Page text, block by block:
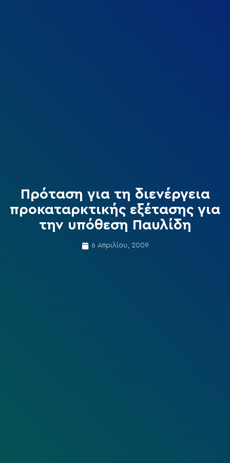
Πρόταση για τη διενέργεια
προκαταρκτικής εξέτασης για
την υπόθεση Παυλίδη
6 Απριλίου, 2009